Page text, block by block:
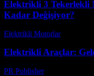
Elektrikli 3 Tekerlekli
Kadar Değişiyor?
Elektrikli Motorlar-
Elektrikli Araçlar:
PR Publisher-